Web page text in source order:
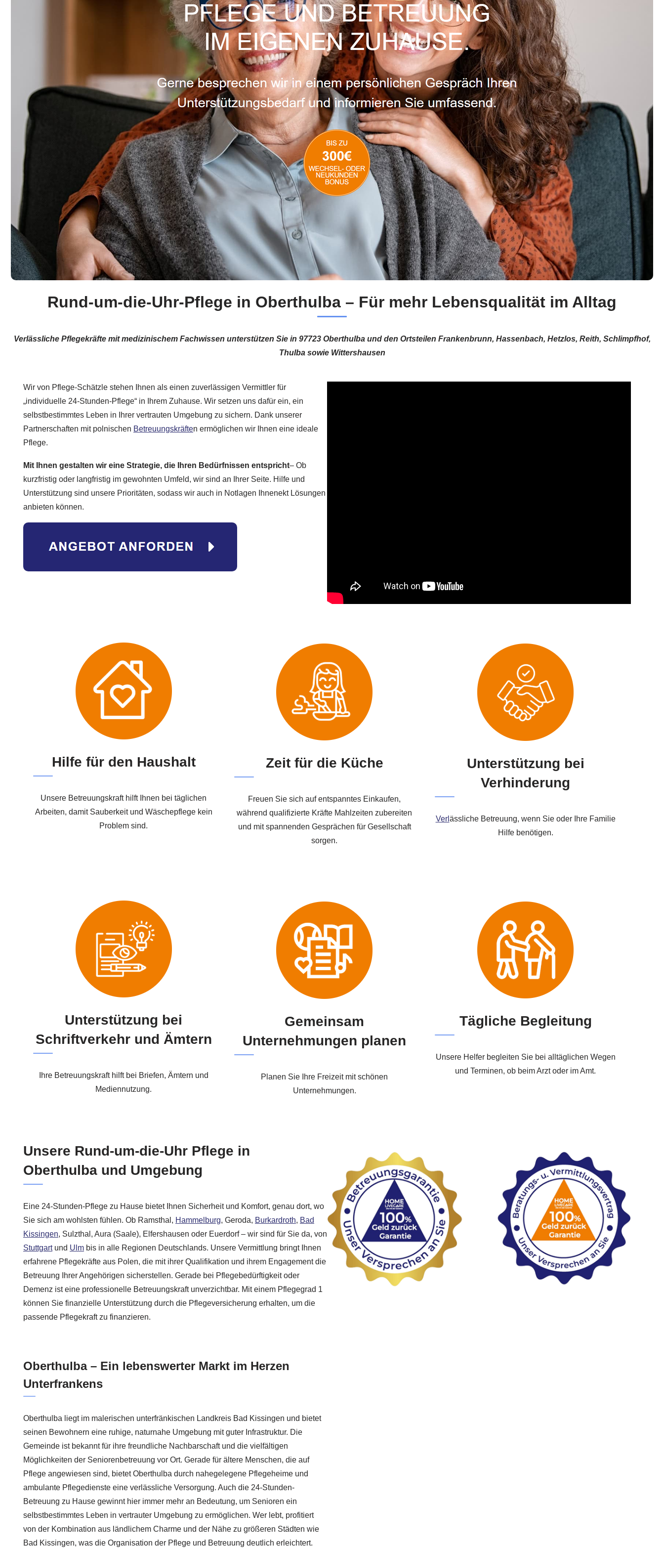
Rund-um-die-Uhr-Pflege in Oberthulba – Für mehr Lebensqualität im Alltag
Verlässliche Pflegekräfte mit medizinischem Fachwissen unterstützen Sie in 97723 Oberthulba und den Ortsteilen Frankenbrunn, Hassenbach, Hetzlos, Reith, Schlimpfhof,
Thulba sowie Wittershausen
Wir von Pflege-Schätzle stehen Ihnen als einen zuverlässigen Vermittler für
„individuelle 24-Stunden-Pflege“ in Ihrem Zuhause. Wir setzen uns dafür ein, ein
selbstbestimmtes Leben in Ihrer vertrauten Umgebung zu sichern. Dank unserer
Partnerschaften mit polnischen Betreuungskräften ermöglichen wir Ihnen eine ideale
Pflege.
Mit Ihnen gestalten wir eine Strategie, die Ihren Bedürfnissen entspricht– Ob
kurzfristig oder langfristig im gewohnten Umfeld, wir sind an Ihrer Seite. Hilfe und
Unterstützung sind unsere Prioritäten, sodass wir auch in Notlagen Ihnenekt Lösungen
anbieten können.
Hilfe für den Haushalt
Unsere Betreuungskraft hilft Ihnen bei täglichen
Arbeiten, damit Sauberkeit und Wäschepflege kein
Problem sind.
Zeit für die Küche
Freuen Sie sich auf entspanntes Einkaufen,
während qualifizierte Kräfte Mahlzeiten zubereiten
und mit spannenden Gesprächen für Gesellschaft
sorgen.
Unterstützung bei
Verhinderung
Verl ässliche Betreuung, wenn Sie oder Ihre Familie
Hilfe benötigen.
Unterstützung bei
Schriftverkehr und Ämtern
Ihre Betreuungskraft hilft bei Briefen, Ämtern und
Mediennutzung.
Gemeinsam
Unternehmungen planen
Planen Sie Ihre Freizeit mit schönen
Unternehmungen.
Tägliche Begleitung
Unsere Helfer begleiten Sie bei alltäglichen Wegen
und Terminen, ob beim Arzt oder im Amt.
Unsere Rund-um-die-Uhr Pflege in
Oberthulba und Umgebung
Eine 24-Stunden-Pflege zu Hause bietet Ihnen Sicherheit und Komfort, genau dort, wo
Sie sich am wohlsten fühlen. Ob Ramsthal, Hammelburg, Geroda, Burkardroth, Bad
Kissingen, Sulzthal, Aura (Saale), Elfershausen oder Euerdorf – wir sind für Sie da, von
Stuttgartund Ulm bis in alle Regionen Deutschlands. Unsere Vermittlung bringt Ihnen
erfahrene Pflegekräfte aus Polen, die mit ihrer Qualifikation und ihrem Engagement die
Betreuung Ihrer Angehörigen sicherstellen. Gerade bei Pflegebedürftigkeit oder
Demenz ist eine professionelle Betreuungskraft unverzichtbar. Mit einem Pflegegrad 1
können Sie finanzielle Unterstützung durch die Pflegeversicherung erhalten, um die
passende Pflegekraft zu finanzieren.
Oberthulba – Ein lebenswerter Markt im Herzen
Unterfrankens
Oberthulba liegt im malerischen unterfränkischen Landkreis Bad Kissingen und bietet
seinen Bewohnern eine ruhige, naturnahe Umgebung mit guter Infrastruktur. Die
Gemeinde ist bekannt für ihre freundliche Nachbarschaft und die vielfältigen
Möglichkeiten der Seniorenbetreuung vor Ort. Gerade für ältere Menschen, die auf
Pflege angewiesen sind, bietet Oberthulba durch nahegelegene Pflegeheime und
ambulante Pflegedienste eine verlässliche Versorgung. Auch die 24-Stunden-
Betreuung zu Hause gewinnt hier immer mehr an Bedeutung, um Senioren ein
selbstbestimmtes Leben in vertrauter Umgebung zu ermöglichen. Wer lebt, profitiert
von der Kombination aus ländlichem Charme und der Nähe zu größeren Städten wie
Bad Kissingen, was die Organisation der Pflege und Betreuung deutlich erleichtert.